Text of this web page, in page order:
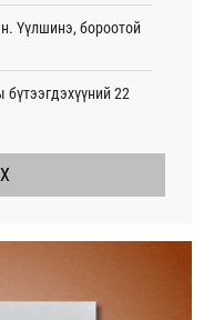
Үүлшинэ, бороотой
22